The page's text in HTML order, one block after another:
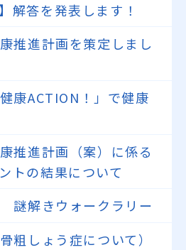
解答を発表します！
推進計画を策定しまし
康ACTION！」で健康
推進計画（案）に係る
トの結果について
謎解きウォークラリー
粗しょう症について）